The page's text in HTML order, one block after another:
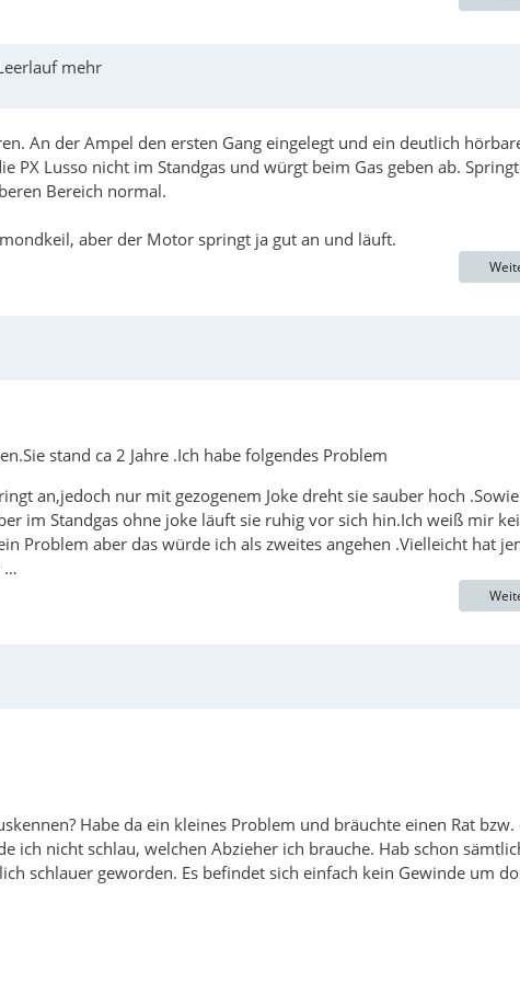
mehr
An der Ampel den ersten Gang eingelegt und ein deutlich
PX Lusso nicht im Standgas und würgt beim Gas geben ab.
Bereich normal.
aber der Motor springt ja gut an und läuft.
stand ca 2 Jahre .Ich habe folgendes Problem
an,jedoch nur mit gezogenem Joke dreht sie sauber hoch
im Standgas ohne joke läuft sie ruhig vor sich hin.Ich weiß mir
Problem aber das würde ich als zweites angehen .Vielleicht hat
…
Habe da ein kleines Problem und bräuchte einen Rat bzw.
ich nicht schlau, welchen Abzieher ich brauche. Hab schon
schlauer geworden. Es befindet sich einfach kein Gewinde um